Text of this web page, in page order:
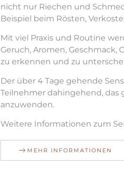
nicht nur Riechen und
Beispiel beim Rösten,
Mit viel Praxis und Routine
Geruch, Aromen, Geschmack,
zu erkennen und zu
Der über 4 Tage gehende
Teilnehmer dahingehend, das
anzuwenden.
Weitere Informationen zum
MEHR INFORMATIONEN